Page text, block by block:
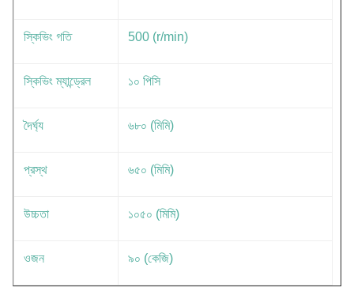
স্কিভিং গতি 500 (r/min)
স্কিভিং ম্যান্ড্রেল ১০ পিসি
দৈর্ঘ্য ৬৮০ (মিমি)
প্রস্থ ৬৫০ (মিমি)
উচ্চতা ১০৫০ (মিমি)
ওজন ৯০ (কেজি)